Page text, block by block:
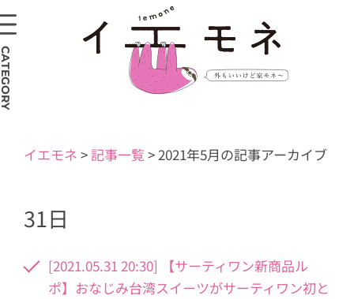
イエモネ >記事一覧>2021年5月の記事アーカイブ
31日
[2021.05.31 20:30] 【サーティワン新商品ル
ポ】おなじみ台湾スイーツがサーティワン初と